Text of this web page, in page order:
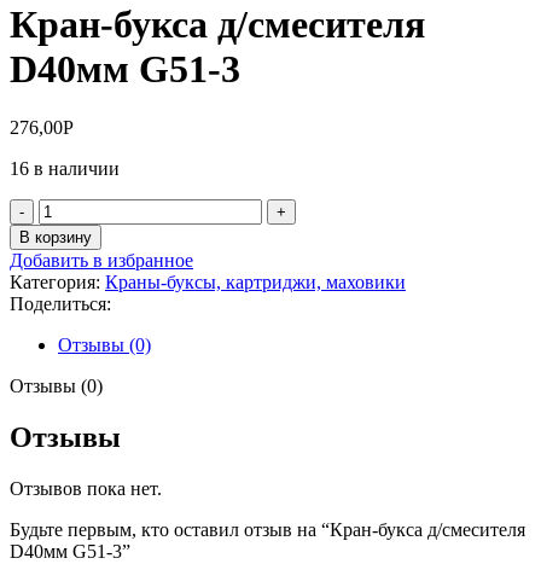
Кран-букса д/смесителя
D40мм G51-3
276,00Р
16 в наличии
Количество
товара
Кран-
букса
д/
смесителя
D40мм
G51-
3
В корзину
Добавить в избранное
Категория: Краны-буксы, картриджи, маховики
Поделиться:
Отзывы (0)
Отзывы (0)
Отзывы
Отзывов пока нет.
Будьте первым, кто оставил отзыв на “Кран-букса д/смесителя
D40мм G51-3”